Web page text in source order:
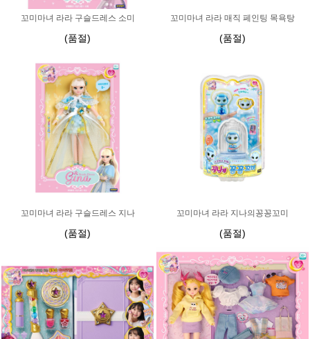
꼬미마녀 라라 구슬드레스 소미
(품절)
꼬미마녀 라라 매직 페인팅 목욕탕
(품절)
꼬미마녀 라라 구슬드레스 지나
(품절)
꼬미마녀 라라 지나의꽁꽁꼬미
(품절)